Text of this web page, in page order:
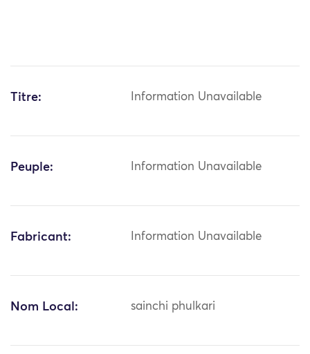
Titre: Information Unavailable
Peuple: Information Unavailable
Fabricant: Information Unavailable
Nom Local: sainchi phulkari